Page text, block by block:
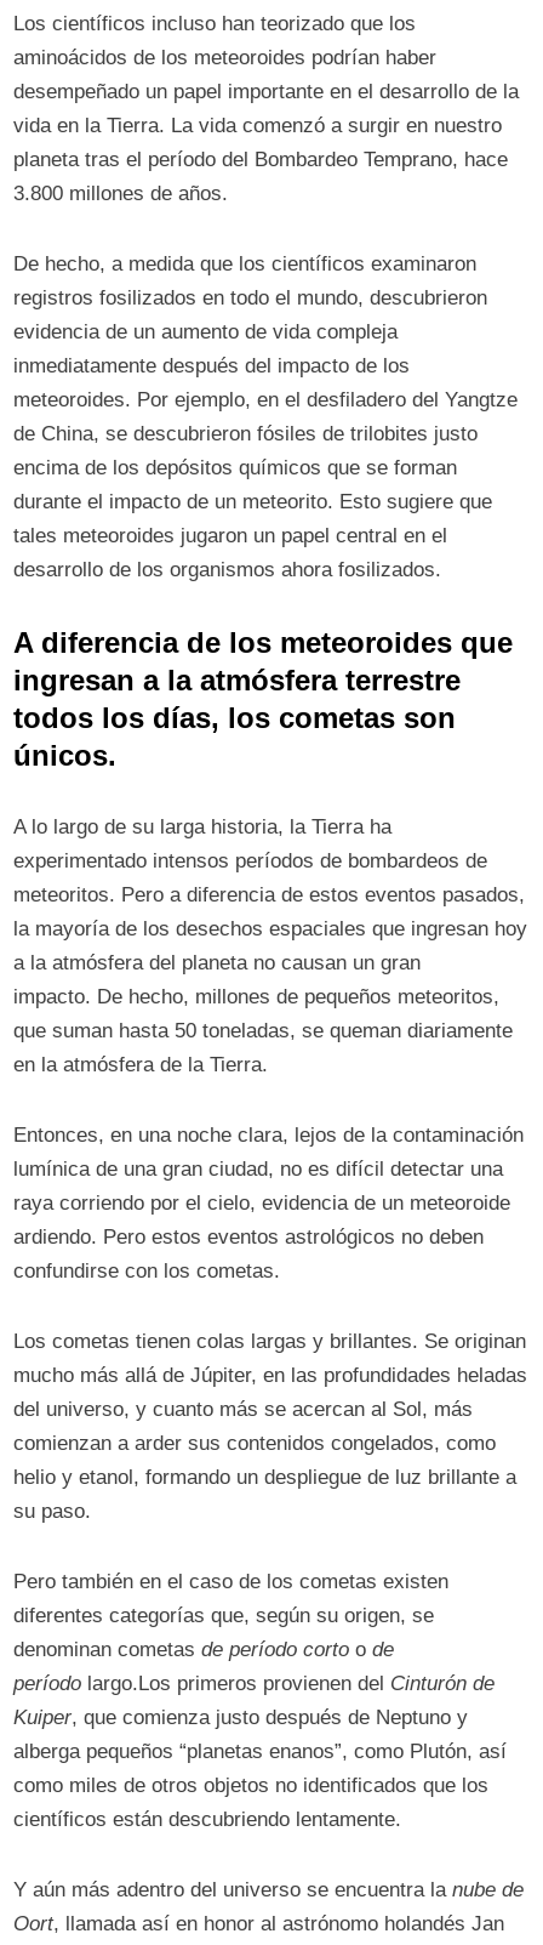
Los científicos incluso han teorizado que los
aminoácidos de los meteoroides podrían haber
desempeñado un papel importante en el desarrollo de la
vida en la Tierra. La vida comenzó a surgir en nuestro
planeta tras el período del Bombardeo Temprano, hace
3.800 millones de años.
De hecho, a medida que los científicos examinaron
registros fosilizados en todo el mundo, descubrieron
evidencia de un aumento de vida compleja
inmediatamente después del impacto de los
meteoroides. Por ejemplo, en el desfiladero del Yangtze
de China, se descubrieron fósiles de trilobites justo
encima de los depósitos químicos que se forman
durante el impacto de un meteorito. Esto sugiere que
tales meteoroides jugaron un papel central en el
desarrollo de los organismos ahora fosilizados.
A diferencia de los meteoroides que
ingresan a la atmósfera terrestre
todos los días, los cometas son
únicos.
A lo largo de su larga historia, la Tierra ha
experimentado intensos períodos de bombardeos de
meteoritos. Pero a diferencia de estos eventos pasados,
la mayoría de los desechos espaciales que ingresan hoy
a la atmósfera del planeta no causan un gran
impacto. De hecho, millones de pequeños meteoritos,
que suman hasta 50 toneladas, se queman diariamente
en la atmósfera de la Tierra.
Entonces, en una noche clara, lejos de la contaminación
lumínica de una gran ciudad, no es difícil detectar una
raya corriendo por el cielo, evidencia de un meteoroide
ardiendo. Pero estos eventos astrológicos no deben
confundirse con los cometas.
Los cometas tienen colas largas y brillantes. Se originan
mucho más allá de Júpiter, en las profundidades heladas
del universo, y cuanto más se acercan al Sol, más
comienzan a arder sus contenidos congelados, como
helio y etanol, formando un despliegue de luz brillante a
su paso.
Pero también en el caso de los cometas existen
diferentes categorías que, según su origen, se
denominan cometasde período corto ode
período largo.Los primeros provienen del Cinturón de
Kuiper, que comienza justo después de Neptuno y
alberga pequeños “planetas enanos”, como Plutón, así
como miles de otros objetos no identificados que los
científicos están descubriendo lentamente.
Y aún más adentro del universo se encuentra lanube de
Oort, llamada así en honor al astrónomo holandés Jan